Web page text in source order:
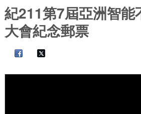
紀211第7屆亞洲智能
大會紀念郵票